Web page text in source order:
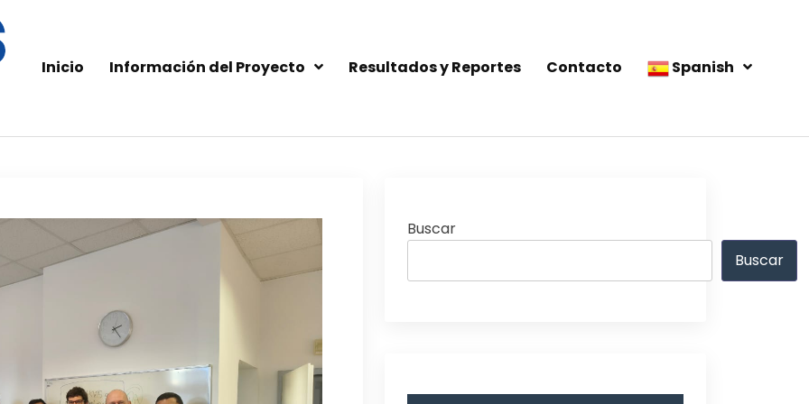
Inicio Información del Proyecto Resultados y Reportes Contacto Spanish
Buscar
Buscar